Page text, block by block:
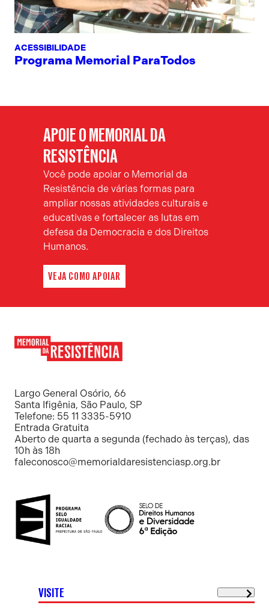
ACESSIBILIDADE
Programa Memorial ParaTodos
APOIE O MEMORIAL DA
RESISTÊNCIA
Você pode apoiar o Memorial da
Resistência de várias formas para
ampliar nossas atividades culturais e
educativas e fortalecer as lutas em
defesa da Democracia e dos Direitos
Humanos.
VEJA COMO APOIAR
Resistência
Largo General Osório, 66
Santa Ifigênia, São Paulo, SP
Telefone: 55 11 3335-5910
Entrada Gratuita
Aberto de quarta a segunda (fechado às terças), das
10h às 18h
faleconosco@memorialdaresistenciasp.org.br
VISITE